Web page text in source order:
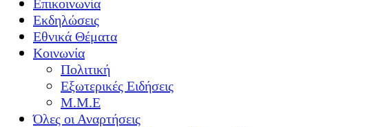
Επικοινωνία
Εκδηλώσεις
Εθνικά Θέματα
Κοινωνία
Πολιτική
Εξωτερικές Ειδήσεις
Μ.Μ.Ε
Όλες οι Αναρτήσεις